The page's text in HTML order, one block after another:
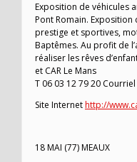
Exposition de véhicules
Pont Romain.
prestige et sportives,
Baptêmes. Au profit de
réaliser les rêves
et CAR Le Mans
T 06 03 12 79 20 Courriel
Site Internethttp://
18 MAI (77) MEAUX